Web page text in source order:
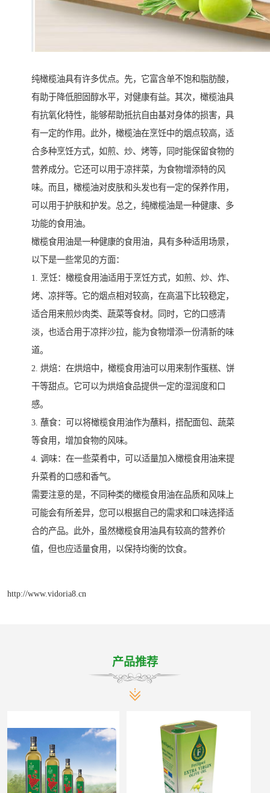
纯橄榄油具有许多优点。先，它富含单不饱和脂肪酸，
有助于降低胆固醇水平，对健康有益。其次，橄榄油具
有抗氧化特性，能够帮助抵抗自由基对身体的损害，具
有一定的作用。此外，橄榄油在烹饪中的烟点较高，适
合多种烹饪方式，如煎、炒、烤等，同时能保留食物的
营养成分。它还可以用于凉拌菜，为食物增添特的风
味。而且，橄榄油对皮肤和头发也有一定的保养作用，
可以用于护肤和护发。总之，纯橄榄油是一种健康、多
功能的食用油。
橄榄食用油是一种健康的食用油，具有多种适用场景，
以下是一些常见的方面：
1. 烹饪：橄榄食用油适用于烹饪方式，如煎、炒、炸、
烤、凉拌等。它的烟点相对较高，在高温下比较稳定，
适合用来煎炒肉类、蔬菜等食材。同时，它的口感清
淡，也适合用于凉拌沙拉，能为食物增添一份清新的味
道。
2. 烘焙：在烘焙中，橄榄食用油可以用来制作蛋糕、饼
干等甜点。它可以为烘焙食品提供一定的湿润度和口
感。
3. 蘸食：可以将橄榄食用油作为蘸料，搭配面包、蔬菜
等食用，增加食物的风味。
4. 调味：在一些菜肴中，可以适量加入橄榄食用油来提
升菜肴的口感和香气。
需要注意的是，不同种类的橄榄食用油在品质和风味上
可能会有所差异，您可以根据自己的需求和口味选择适
合的产品。此外，虽然橄榄食用油具有较高的营养价
值，但也应适量食用，以保持均衡的饮食。
http://www.vidoria8.cn
产品推荐